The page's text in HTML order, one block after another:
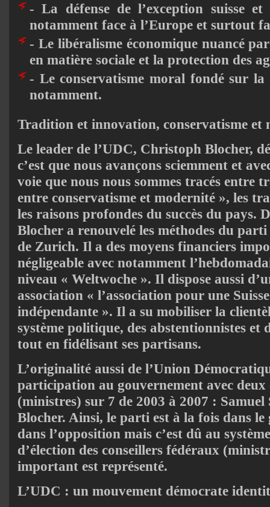
- La défense de l’exception suisse
notamment face à l’Europe et surtout
- Le libéralisme économique nuancé
en matière sociale et la protection des
- Le conservatisme moral fondé sur la
notamment.
Tradition et innovation, conservatisme et
Le leader de l’UDC, Christoph Blocher,
c’est que nous avançons sciemment et
voie que nous nous sommes tracés entre
entre conservatisme et modernité », les
les raisons profondes du succès du pays.
Blocher a renouvelé les méthodes du
de Zurich. Il a des moyens financiers
négligeable avec notamment
niveau « Weltwoche ». Il dispose aussi
association « l’association pour une
indépendante ». Il a su mobiliser la
système politique, des abstentionnistes et
tout en fidélisant ses partisans.
L’originalité aussi de l’Union
participation au gouvernement avec deux
(ministres) sur 7 de 2003 à 2007 :
Blocher. Ainsi, le parti est à la fois dans le
dans l’opposition mais c’est dû au
d’élection des conseillers fédéraux
important est représenté.
L’UDC : un mouvement démocrate